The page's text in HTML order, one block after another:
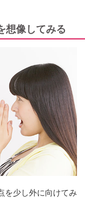
想像してみる
を少し外に向けてみ